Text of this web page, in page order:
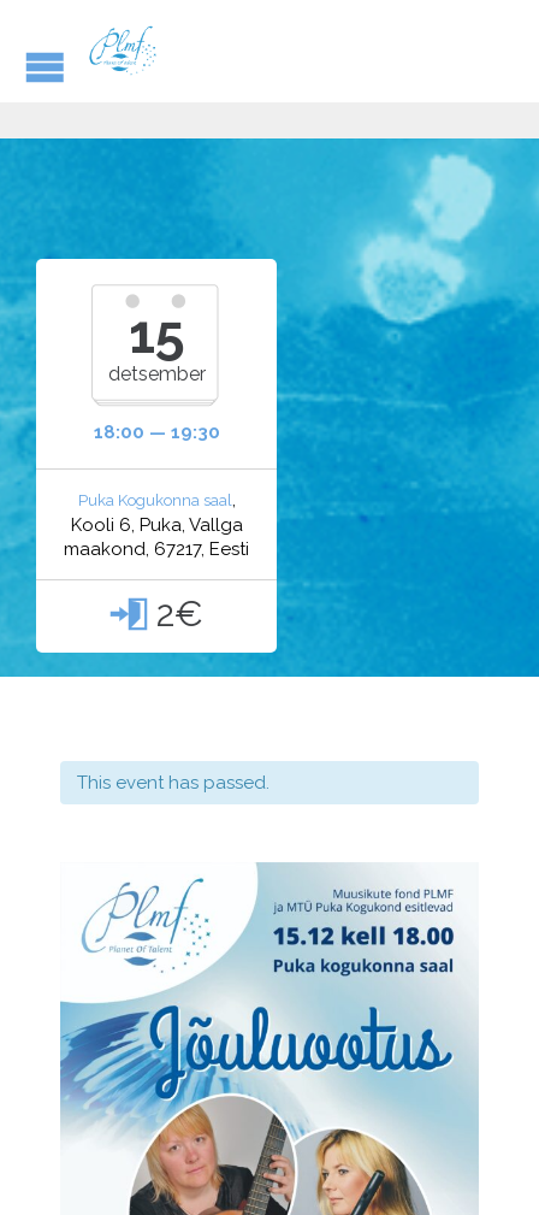
15
detsember
18:00 — 19:30
Puka Kogukonna saal,
Kooli 6, Puka, Vallga
maakond, 67217, Eesti
 2€
This event has passed.